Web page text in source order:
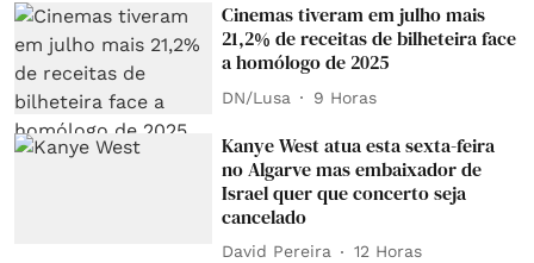
Cinemas tiveram em julho mais
21,2% de receitas de bilheteira face
a homólogo de 2025
DN/Lusa 9 Horas
Kanye West atua esta sexta-feira
no Algarve mas embaixador de
Israel quer que concerto seja
cancelado
David Pereira 12 Horas